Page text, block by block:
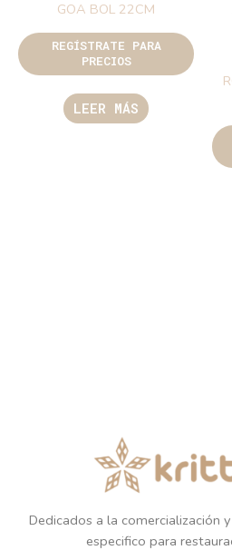
GOA BOL 22CM
REGÍSTRATE PARA
PRECIOS
LEER MÁS
Dedicados a la comercialización
especifico para